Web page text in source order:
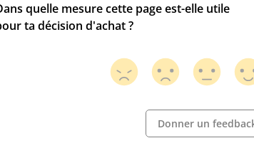
quelle mesure cette page est-elle utile
ta décision d'achat ?
Donner un